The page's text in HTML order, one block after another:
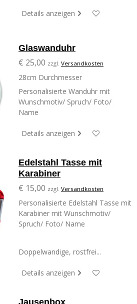
Details anzeigen
Glaswanduhr
€ 25,00 zzgl. Versandkosten
28cm Durchmesser
Personalisierte Wanduhr mit
Wunschmotiv/ Spruch/ Foto/
Name
Details anzeigen
Edelstahl Tasse mit
Karabiner
€ 15,00 zzgl. Versandkosten
Personalisierte Edelstahl Tasse mit
Karabiner mit Wunschmotiv/
Spruch/ Foto/ Name
Doppelwandige, rostfrei...
Details anzeigen
Jausenbox